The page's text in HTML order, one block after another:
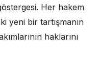
Her hakem
yeni bir tartışmanın
haklarını